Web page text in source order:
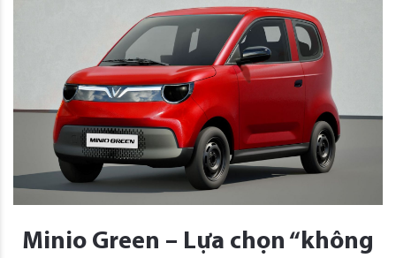
Minio Green – Lựa chọn “không